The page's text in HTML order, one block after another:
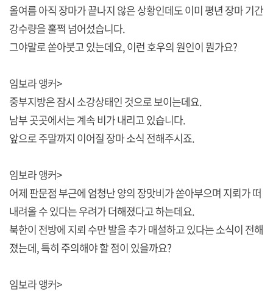
올여름 아직 장마가 끝나지 않은 상황인데도 이미 평년 장마 기간
강수량을 훌쩍 넘어섰습니다.
그야말로 쏟아붓고 있는데요, 이런 호우의 원인이 뭔가요?
임보라 앵커>
중부지방은 잠시 소강상태인 것으로 보이는데요.
남부 곳곳에서는 계속 비가 내리고 있습니다.
앞으로 주말까지 이어질 장마 소식 전해주시죠.
임보라 앵커>
어제 판문점 부근에 엄청난 양의 장맛비가 쏟아부으며 지뢰가 떠
내려올 수 있다는 우려가 더해졌다고 하는데요.
북한이 전방에 지뢰 수만 발을 추가 매설하고 있다는 소식이 전해
졌는데, 특히 주의해야 할 점이 있을까요?
임보라 앵커>